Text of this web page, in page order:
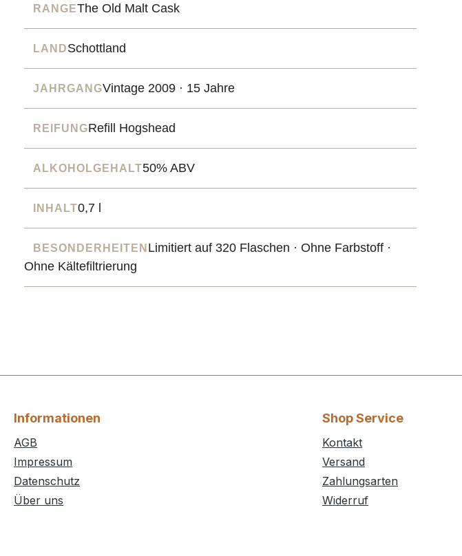
RANGEThe Old Malt Cask
LANDSchottland
JAHRGANGVintage 2009 · 15 Jahre
REIFUNGRefill Hogshead
ALKOHOLGEHALT50% ABV
INHALT0,7 l
BESONDERHEITEN Limitiert auf 320 Flaschen · Ohne Farbstoff ·
Ohne Kältefiltrierung
Informationen
AGB
Impressum
Datenschutz
Über uns
Shop Service
Kontakt
Versand
Zahlungsarten
Widerruf